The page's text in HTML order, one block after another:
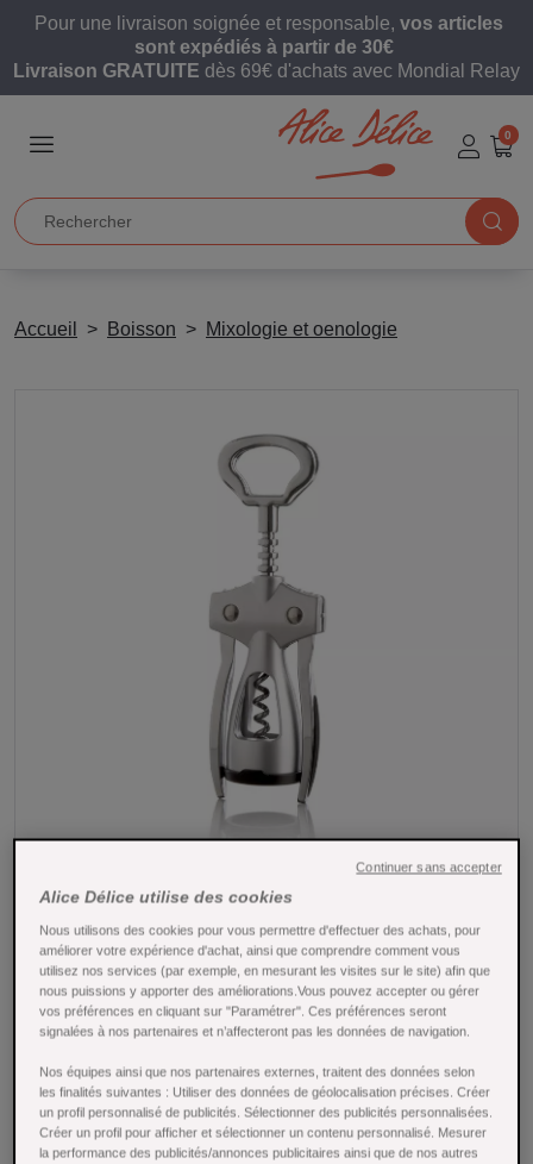
Pour une livraison soignée et responsable, vos articles
sont expédiés à partir de 30€
Livraison GRATUITE dès 69€ d'achats avec Mondial Relay
0
Accueil Boisson Mixologie et oenologie
Tire bouchon à ailettes - vacuvin
Référence : 27109
Parce qu'une bonne bouteille de vin ca se respecte dès
l'ouverture, le coupe capsule le creuset ajoutera cette petite
Alice Délice utilise des cookies
Nous utilisons des cookies pour vous permettre d'effectuer des achats, pour
améliorer votre expérience d'achat, ainsi que comprendre comment vous
utilisez nos services (par exemple, en mesurant les visites sur le site) afin que
nous puissions y apporter des améliorations.Vous pouvez accepter ou gérer
vos préférences en cliquant sur "Paramétrer". Ces préférences seront
signalées à nos partenaires et n’affecteront pas les données de navigation.
Nos équipes ainsi que nos partenaires externes, traitent des données selon
les finalités suivantes : Utiliser des données de géolocalisation précises. Créer
un profil personnalisé de publicités. Sélectionner des publicités personnalisées.
Créer un profil pour afficher et sélectionner un contenu personnalisé. Mesurer
la performance des publicités/annonces publicitaires ainsi que de nos autres
Continuer sans accepter